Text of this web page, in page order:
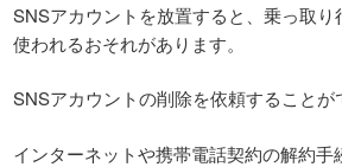
SNSアカウントを放置すると、乗っ取り
使われるおそれがあります。
SNSアカウントの削除を依頼することが
インターネットや携帯電話契約の解約手